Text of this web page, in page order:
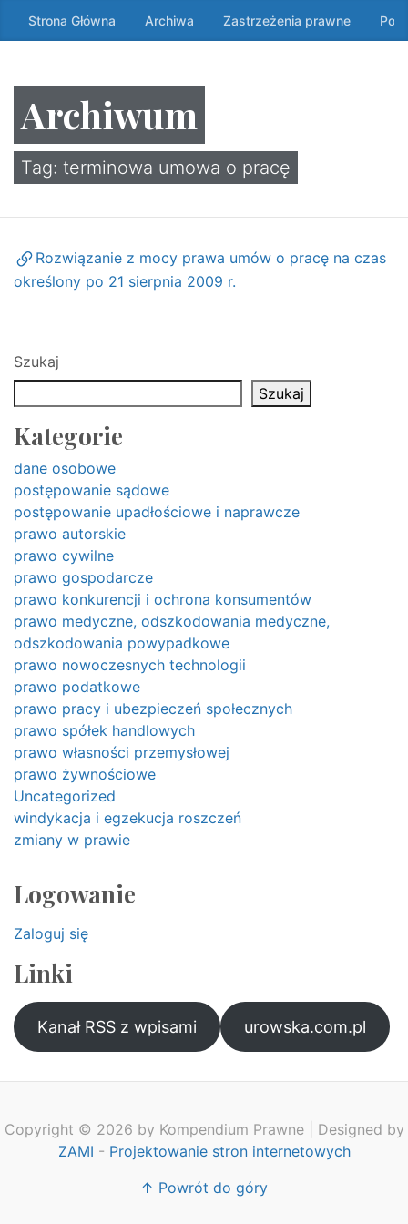
Przeskocz
do
↷
Strona Główna Archiwa Zastrzeżenia prawne
Archiwum
Tag: terminowa umowa o pracę
Rozwiązanie z mocy prawa umów o pracę na czas
określony po 21 sierpnia 2009 r.
Szukaj
Szukaj
Kategorie
dane osobowe
postępowanie sądowe
postępowanie upadłościowe i naprawcze
prawo autorskie
prawo cywilne
prawo gospodarcze
prawo konkurencji i ochrona konsumentów
prawo medyczne, odszkodowania medyczne,
odszkodowania powypadkowe
prawo nowoczesnych technologii
prawo podatkowe
prawo pracy i ubezpieczeń społecznych
prawo spółek handlowych
prawo własności przemysłowej
prawo żywnościowe
Uncategorized
windykacja i egzekucja roszczeń
zmiany w prawie
Logowanie
Zaloguj się
Linki
Kanał RSS z wpisami urowska.com.pl
Copyright © 2026 by Kompendium Prawne | Designed by
ZAMI - Projektowanie stron internetowych
↑ Powrót do góry